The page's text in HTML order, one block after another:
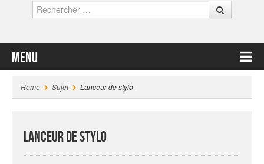
Rechercher
Menu
Home
Sujet Lanceur de stylo
Lanceur de stylo